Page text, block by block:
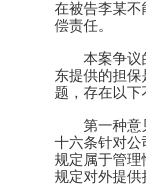
在被告李某
偿责任。
本案争议的
东提供的担
题，存在以
第一种意见
十六条针对
规定属于管
规定对外提